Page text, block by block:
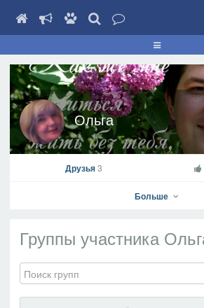
Ольга
Ольга
На профиль
Друзья3
Больше
Группы участника